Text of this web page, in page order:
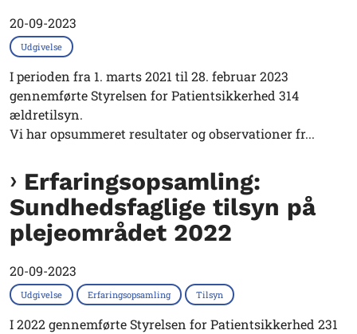
20-09-2023
Udgivelse
I perioden fra 1. marts 2021 til 28. februar 2023
gennemførte Styrelsen for Patientsikkerhed 314
ældretilsyn.
Vi har opsummeret resultater og observationer fr...
Erfaringsopsamling:
Sundhedsfaglige tilsyn på
plejeområdet 2022
20-09-2023
Udgivelse Erfaringsopsamling Tilsyn
I 2022 gennemførte Styrelsen for Patientsikkerhed 231